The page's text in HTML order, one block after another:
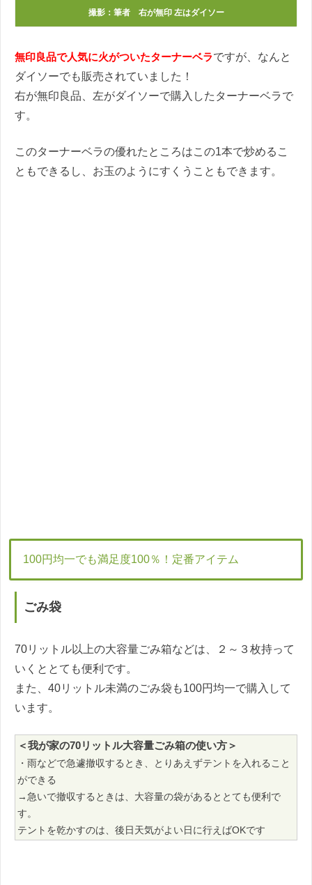
撮影：筆者 右が無印 左はダイソー
無印良品で人気に火がついたターナーベラですが、なんと
ダイソーでも販売されていました！
右が無印良品、左がダイソーで購入したターナーベラで
す。
このターナーベラの優れたところはこの1本で炒めるこ
ともできるし、お玉のようにすくうこともできます。
100円均一でも満足度100％！定番アイテム
ごみ袋
70リットル以上の大容量ごみ箱などは、２～３枚持って
いくととても便利です。
また、40リットル未満のごみ袋も100円均一で購入して
います。
＜我が家の70リットル大容量ごみ箱の使い方＞
・雨などで急遽撤収するとき、とりあえずテントを入れること
ができる
→急いで撤収するときは、大容量の袋があるととても便利で
す。
テントを乾かすのは、後日天気がよい日に行えばOKです